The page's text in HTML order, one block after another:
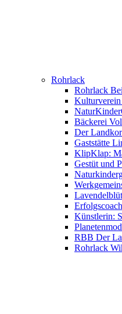
Rohrlack
Rohrlack
Kulturverein
Bäckerei
Der
Gaststätte
KlipKlap:
Gestüt und
Künstlerin:
RBB Der
Rohrlack